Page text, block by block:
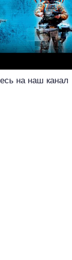
на наш канал